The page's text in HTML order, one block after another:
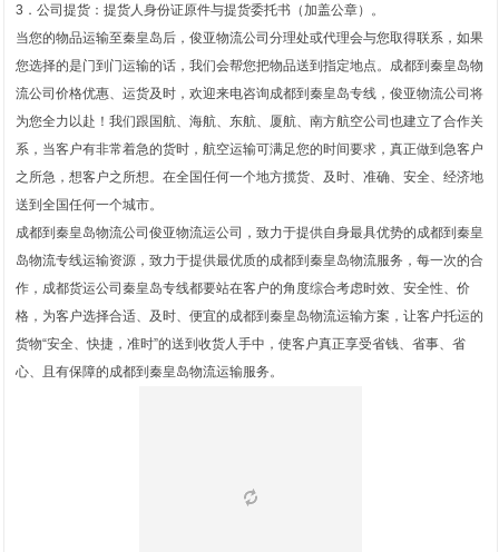
3．公司提货：提货人身份证原件与提货委托书（加盖公章）。
当您的物品运输至秦皇岛后，俊亚物流公司分理处或代理会与您取得联系，如果
您选择的是门到门运输的话，我们会帮您把物品送到指定地点。成都到秦皇岛物
流公司价格优惠、运货及时，欢迎来电咨询成都到秦皇岛专线，俊亚物流公司将
为您全力以赴！我们跟国航、海航、东航、厦航、南方航空公司也建立了合作关
系，当客户有非常着急的货时，航空运输可满足您的时间要求，真正做到急客户
之所急，想客户之所想。在全国任何一个地方揽货、及时、准确、安全、经济地
送到全国任何一个城市。
成都到秦皇岛物流公司俊亚物流运公司，致力于提供自身最具优势的成都到秦皇
岛物流专线运输资源，致力于提供最优质的成都到秦皇岛物流服务，每一次的合
作，成都货运公司秦皇岛专线都要站在客户的角度综合考虑时效、安全性、价
格，为客户选择合适、及时、便宜的成都到秦皇岛物流运输方案，让客户托运的
货物“安全、快捷，准时”的送到收货人手中，使客户真正享受省钱、省事、省
心、且有保障的成都到秦皇岛物流运输服务。